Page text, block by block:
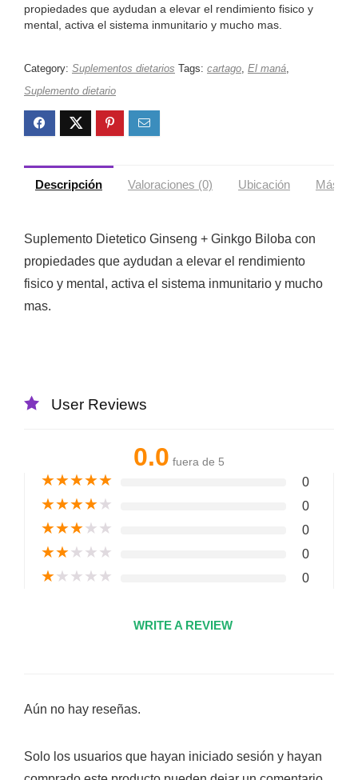
propiedades que aydudan a elevar el rendimiento fisico y
mental, activa el sistema inmunitario y mucho mas.
Category: Suplementos dietarios Tags: cartago, El maná,
Suplemento dietario
Descripción Valoraciones (0) Ubicación Más
Suplemento Dietetico Ginseng + Ginkgo Biloba con
propiedades que aydudan a elevar el rendimiento
fisico y mental, activa el sistema inmunitario y mucho
mas.
User Reviews
0.0 fuera de 5
★★★★★ 0
★★★★★ 0
★★★★★ 0
★★★★★ 0
★★★★★ 0
WRITE A REVIEW
Aún no hay reseñas.
Solo los usuarios que hayan iniciado sesión y hayan